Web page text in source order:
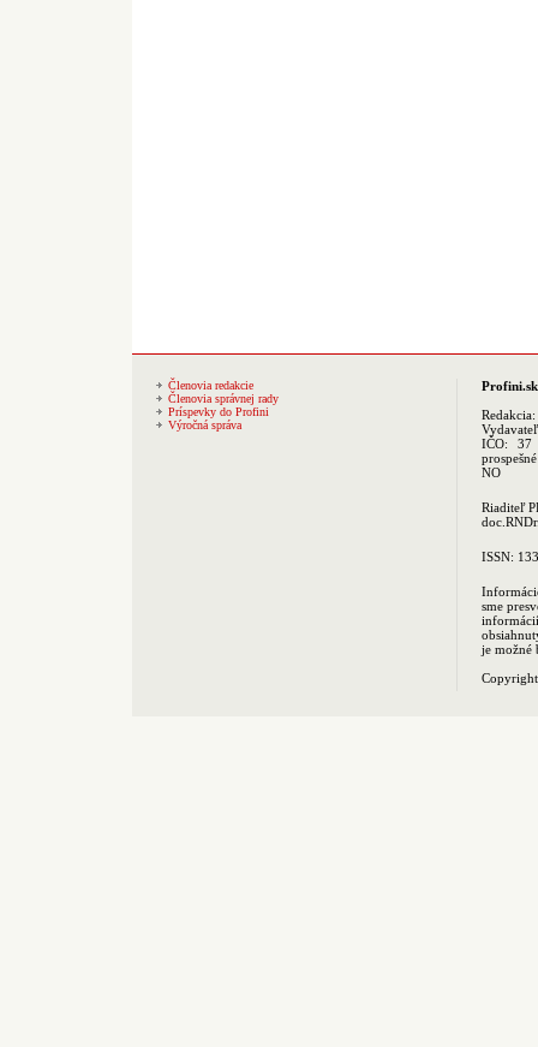
Členovia redakcie
Členovia správnej rady
Príspevky do Profini
Výročná správa
Profini.sk
Redakcia:
IČO: 37
NO
Riaditeľ
ISSN:
sme
je možné